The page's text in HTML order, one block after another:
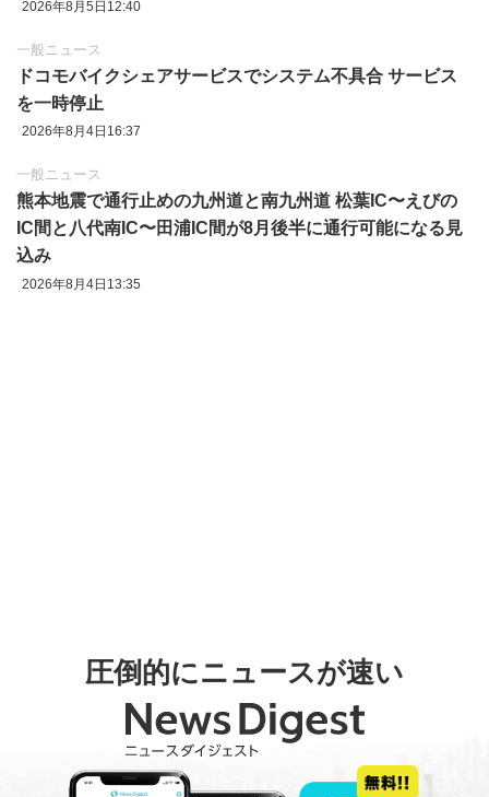
2026年8月5日12:40
一般ニュース
ドコモバイクシェアサービスでシステム不具合 サービス
を一時停止
2026年8月4日16:37
一般ニュース
熊本地震で通行止めの九州道と南九州道 松葉IC〜えびの
IC間と八代南IC〜田浦IC間が8月後半に通行可能になる見
込み
2026年8月4日13:35
圧倒的にニュースが速い